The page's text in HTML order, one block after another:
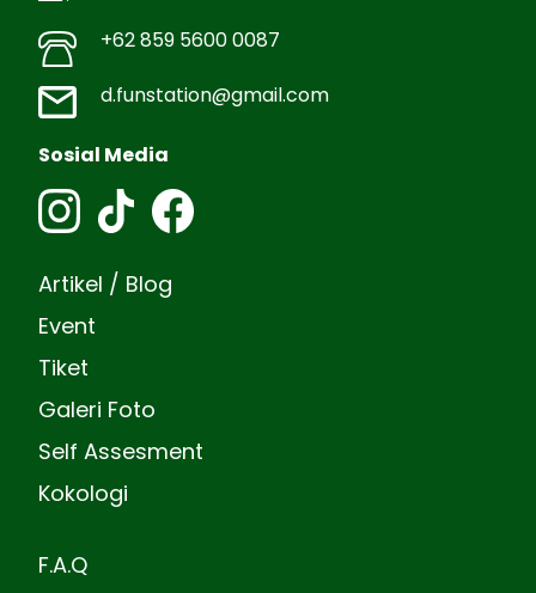
+62 859 5600 0087
d.funstation@gmail.com
Sosial Media
Artikel / Blog
Event
Tiket
Galeri Foto
Self Assesment
Kokologi
F.A.Q